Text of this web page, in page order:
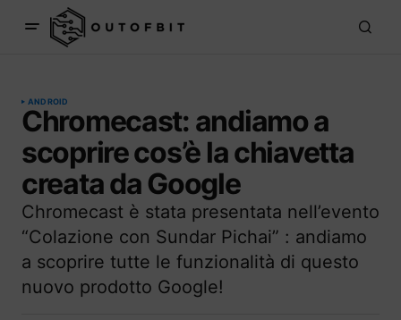
ANDROID
Chromecast: andiamo a
scoprire cos’è la chiavetta
creata da Google
Chromecast è stata presentata nell’evento
“Colazione con Sundar Pichai” : andiamo
a scoprire tutte le funzionalità di questo
nuovo prodotto Google!